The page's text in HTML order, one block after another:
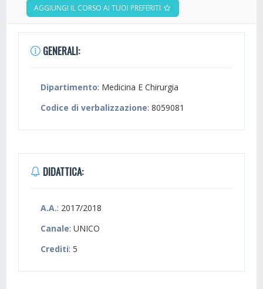
AGGIUNGI IL CORSO AI TUOI PREFERITI
GENERALI:
Dipartimento: Medicina E Chirurgia
Codice di verbalizzazione: 8059081
DIDATTICA:
A.A.: 2017/2018
Canale: UNICO
Crediti: 5